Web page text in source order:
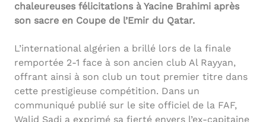
chaleureuses félicitations à Yacine Brahimi après
son sacre en Coupe de l’Emir du Qatar.
L’international algérien a brillé lors de la finale
remportée 2-1 face à son ancien club Al Rayyan,
offrant ainsi à son club un tout premier titre dans
cette prestigieuse compétition. Dans un
communiqué publié sur le site officiel de la FAF,
Walid Sadi a exprimé sa fierté envers l’ex-capitaine